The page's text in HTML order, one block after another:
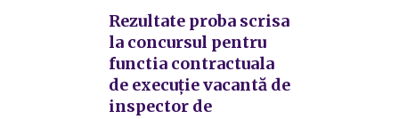
Rezultate proba scrisa
la concursul pentru
functia contractuala
de execuție vacantă de
inspector de